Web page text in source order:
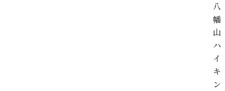
八
幡
山
ハ
イ
キ
ン